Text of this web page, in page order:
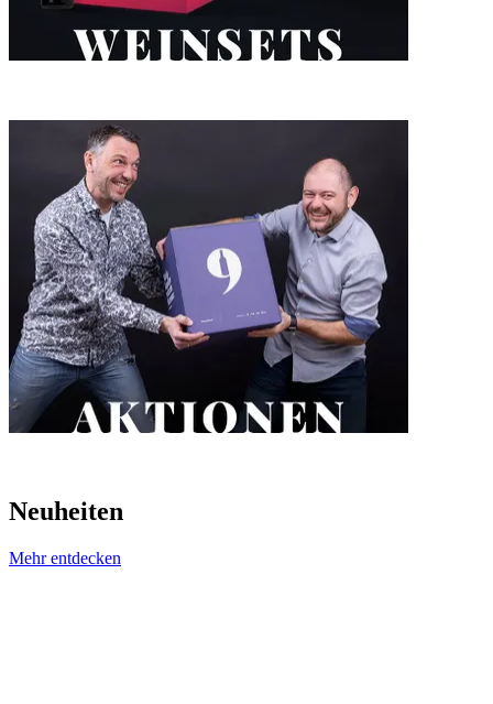
Neuheiten
Mehr entdecken